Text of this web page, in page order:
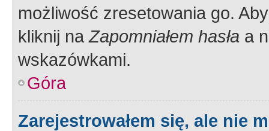
możliwość zresetowania go.
kliknij naZapomniałem hasła a
wskazówkami.
Góra
Zarejestrowałem się, ale nie